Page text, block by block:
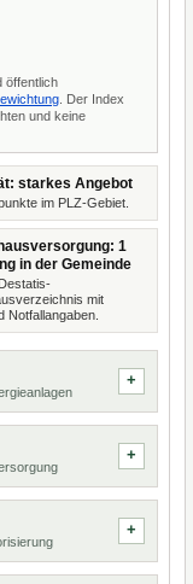
öffentlich
. Der Index
und keine
starkes Angebot
im PLZ-Gebiet.
1
in der Gemeinde
mit
Notfallangaben.